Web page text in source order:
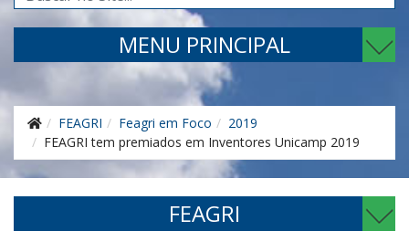
MENU PRINCIPAL
FEAGRI Feagri em Foco
2019
FEAGRI tem premiados em Inventores Unicamp 2019
FEAGRI